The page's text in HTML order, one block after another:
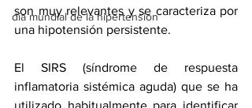
dia mundial de la hipertension
son muy relevantes y se caracteriza por
una hipotensión persistente.
El SIRS (síndrome de respuesta
inflamatoria sistémica aguda) que se ha
utilizado habitualmente para identificar